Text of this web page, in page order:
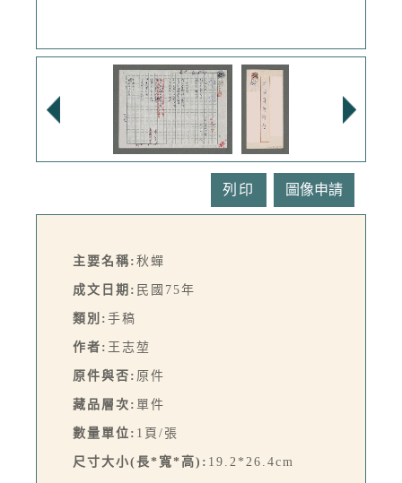
列印
主要名稱: 秋蟬
成文日期: 民國75年
類別: 手稿
作者: 王志堃
原件與否: 原件
藏品層次: 單件
數量單位: 1頁/張
尺寸大小(長*寬*高): 19.2*26.4cm